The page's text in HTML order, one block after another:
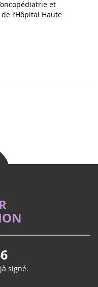
et
l’Hôpital Haute
signé.